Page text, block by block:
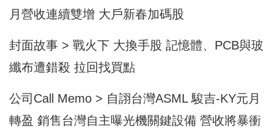
月營收連續雙增 大戶新春加碼股
封面故事 > 戰火下 大換手股 記憶體、PCB與玻
纖布遭錯殺 拉回找買點
公司Call Memo > 自詡台灣ASML 駿吉-KY元月
轉盈 銷售台灣自主曝光機關鍵設備 營收將暴衝